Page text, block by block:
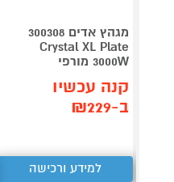
מגהץ אדים 300308
Crystal XL Plate
3000W מורפי
קנה עכשיו
ב-₪229
למידע ורכישה